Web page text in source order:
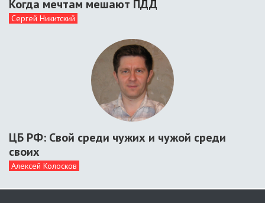
Когда мечтам мешают ПДД
Сергей Никитский
ЦБ РФ: Свой среди чужих и чужой среди
своих
Алексей Колосков